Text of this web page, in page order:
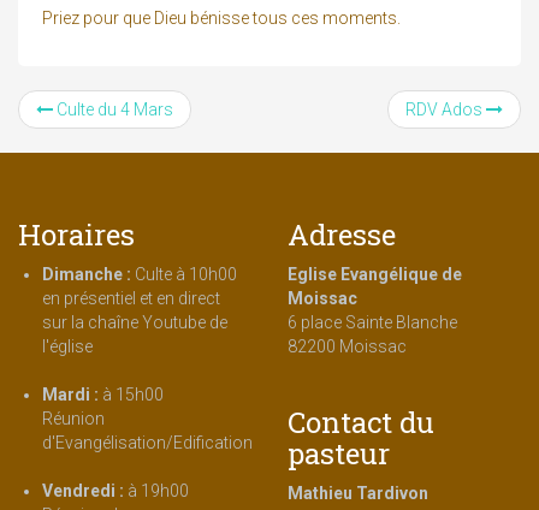
Priez pour que Dieu bénisse tous ces moments.
Culte du 4 Mars RDV Ados
Horaires
Dimanche : Culte à 10h00
en présentiel et en direct
sur la chaîne Youtube de
l'église
Mardi : à 15h00
Réunion
d'Evangélisation/Edification
Vendredi : à 19h00
Adresse
Eglise Evangélique de
Moissac
6 place Sainte Blanche
82200 Moissac
Contact du
pasteur
Mathieu Tardivon